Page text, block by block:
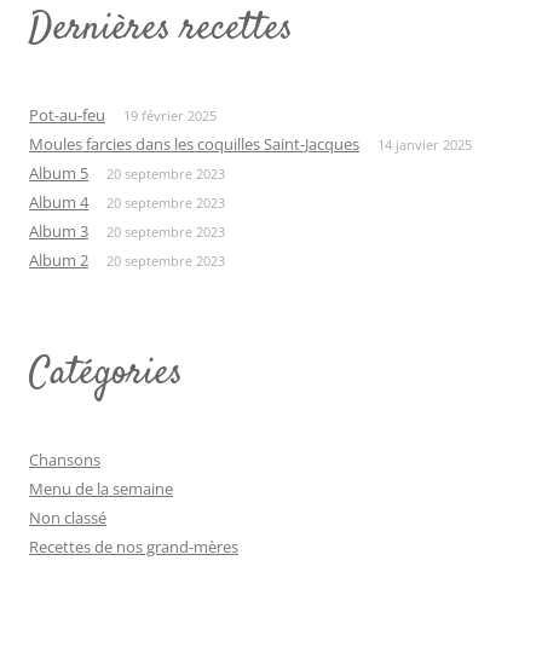
Dernières recettes
Pot-au-feu 19 février 2025
Moules farcies dans les coquilles Saint-Jacques 14 janvier 2025
Album 5 20 septembre 2023
Album 4 20 septembre 2023
Album 3 20 septembre 2023
Album 2 20 septembre 2023
Catégories
Chansons
Menu de la semaine
Non classé
Recettes de nos grand-mères